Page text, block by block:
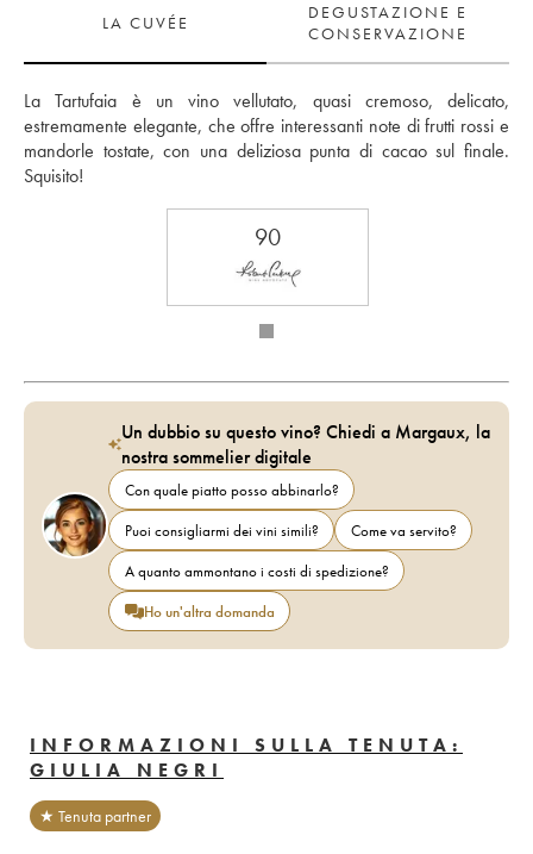
LA CUVÉE
DEGUSTAZIONE E
CONSERVAZIONE
La Tartufaia è un vino vellutato, quasi cremoso, delicato,
estremamente elegante, che offre interessanti note di frutti rossi e
mandorle tostate, con una deliziosa punta di cacao sul finale.
Squisito!
90
Un dubbio su questo vino? Chiedi a Margaux, la
nostra sommelier digitale
Con quale piatto posso abbinarlo?
Puoi consigliarmi dei vini simili?
Come va servito?
A quanto ammontano i costi di spedizione?
Ho un'altra domanda
INFORMAZIONI SULLA TENUTA:
GIULIA NEGRI
★ Tenuta partner